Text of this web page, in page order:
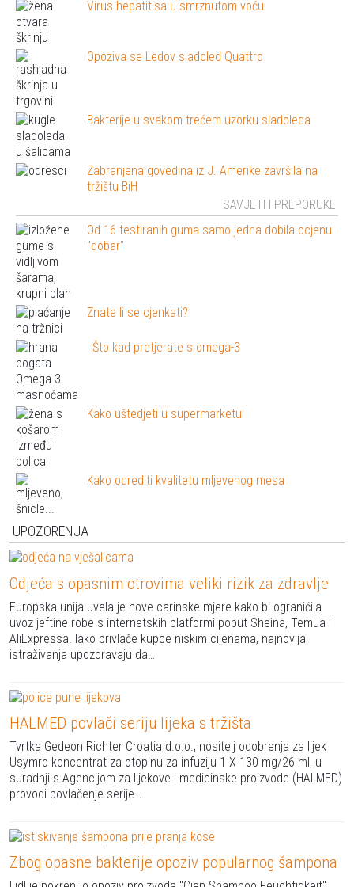
Virus hepatitisa u smrznutom voću
Opoziva se Ledov sladoled Quattro
Bakterije u svakom trećem uzorku sladoleda
Zabranjena govedina iz J. Amerike završila na
tržištu BiH
SAVJETI I PREPORUKE
Od 16 testiranih guma samo jedna dobila ocjenu
"dobar"
Znate li se cjenkati?
Što kad pretjerate s omega-3
Kako uštedjeti u supermarketu
Kako odrediti kvalitetu mljevenog mesa
UPOZORENJA
Odjeća s opasnim otrovima veliki rizik za zdravlje
Europska unija uvela je nove carinske mjere kako bi ograničila
uvoz jeftine robe s internetskih platformi poput Sheina, Temua i
AliExpressa. Iako privlače kupce niskim cijenama, najnovija
istraživanja upozoravaju da…
HALMED povlači seriju lijeka s tržišta
Tvrtka Gedeon Richter Croatia d.o.o., nositelj odobrenja za lijek
Usymro koncentrat za otopinu za infuziju 1 X 130 mg/26 ml, u
suradnji s Agencijom za lijekove i medicinske proizvode (HALMED)
provodi povlačenje serije…
Zbog opasne bakterije opoziv popularnog šampona